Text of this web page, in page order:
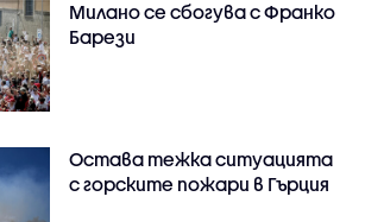
Милано се сбогува с Франко
Барези
Остава тежка ситуацията
с горските пожари в Гърция